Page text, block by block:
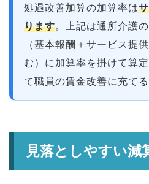
処遇改善加算の加算率は
ります。上記は通所介護
（基本報酬＋サービス提
む）に加算率を掛けて算
て職員の賃金改善に充て
見落としやすい減